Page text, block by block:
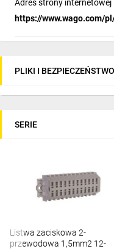
Adres strony internetowej
https://www.wago.com/
PLIKI I
SERIE
Listwa zaciskowa 2-
przewodowa 1,5mm2 12-